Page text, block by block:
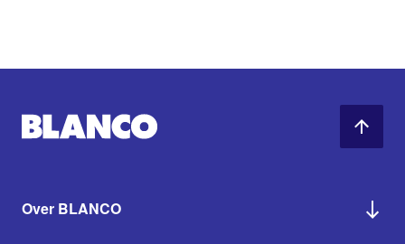
Over BLANCO